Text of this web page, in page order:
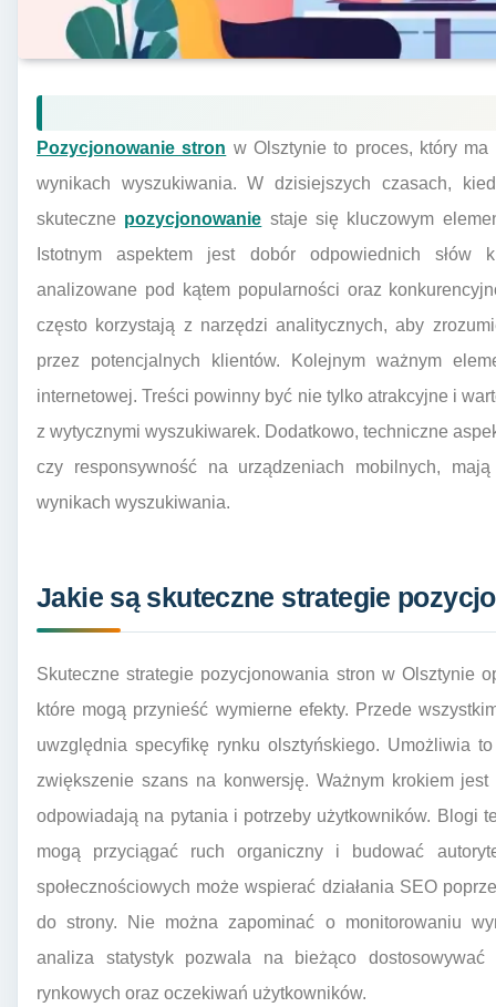
Pozycjonowanie stron w Olsztynie to proces, który
wynikach wyszukiwania. W dzisiejszych czasach,
skuteczne pozycjonowanie staje się kluczowym
Istotnym aspektem jest dobór odpowiednich słów
analizowane pod kątem popularności oraz
często korzystają z narzędzi analitycznych, aby
przez potencjalnych klientów. Kolejnym ważnym
internetowej. Treści powinny być nie tylko atrakcyjne i
z wytycznymi wyszukiwarek. Dodatkowo, techniczne
czy responsywność na urządzeniach mobilnych,
wynikach wyszukiwania.
Jakie są skuteczne strategie
Skuteczne strategie pozycjonowania stron w Olsztynie
które mogą przynieść wymierne efekty. Przede
uwzględnia specyfikę rynku olsztyńskiego. Umożliwia
zwiększenie szans na konwersję. Ważnym krokiem
odpowiadają na pytania i potrzeby użytkowników. Blogi
mogą przyciągać ruch organiczny i budować
społecznościowych może wspierać działania SEO
do strony. Nie można zapominać o monitorowaniu
analiza statystyk pozwala na bieżąco
rynkowych oraz oczekiwań użytkowników.